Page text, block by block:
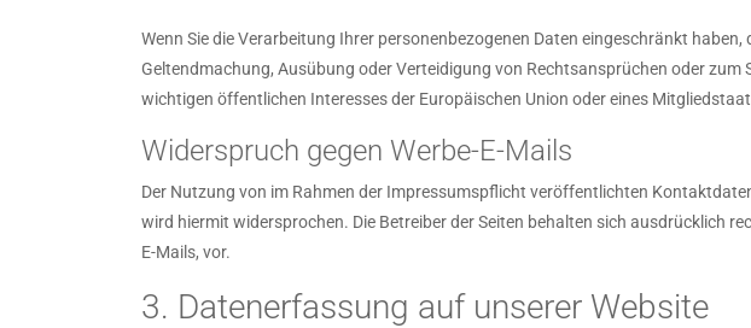
Wenn Sie die Verarbeitung Ihrer personenbezogenen Daten eingeschränkt
Geltendmachung, Ausübung oder Verteidigung von Rechtsansprüchen oder
wichtigen öffentlichen Interesses der Europäischen Union oder eines
Widerspruch gegen Werbe-E-Mails
Der Nutzung von im Rahmen der Impressumspflicht veröffentlichten
wird hiermit widersprochen. Die Betreiber der Seiten behalten sich ausdrücklich
E-Mails, vor.
3. Datenerfassung auf unserer Website